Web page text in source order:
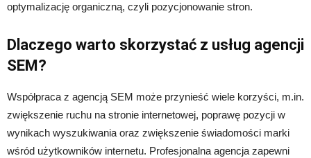
optymalizację organiczną, czyli pozycjonowanie stron.
Dlaczego warto skorzystać z usług agencji
SEM?
Współpraca z agencją SEM może przynieść wiele korzyści, m.in.
zwiększenie ruchu na stronie internetowej, poprawę pozycji w
wynikach wyszukiwania oraz zwiększenie świadomości marki
wśród użytkowników internetu. Profesjonalna agencja zapewni